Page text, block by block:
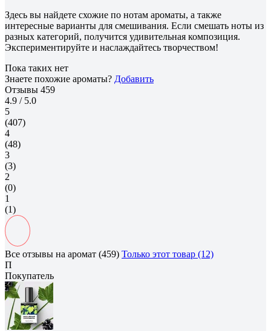
Здесь вы найдете схожие по нотам ароматы, а также
интересные варианты для смешивания. Если смешать ноты из
разных категорий, получится удивительная композиция.
Экспериментируйте и наслаждайтесь творчеством!
Пока таких нет
Знаете похожие ароматы? Добавить
Отзывы 459
4.9 / 5.0
5
(407)
4
(48)
3
(3)
2
(0)
1
(1)
Все отзывы на аромат (459) Только этот товар (12)
П
Покупатель